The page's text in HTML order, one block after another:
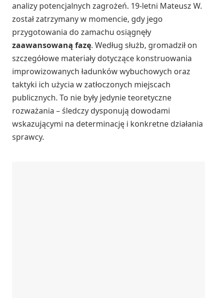
analizy potencjalnych zagrożeń. 19-letni Mateusz W.
został zatrzymany w momencie, gdy jego
przygotowania do zamachu osiągnęły
zaawansowaną fazę. Według służb, gromadził on
szczegółowe materiały dotyczące konstruowania
improwizowanych ładunków wybuchowych oraz
taktyki ich użycia w zatłoczonych miejscach
publicznych. To nie były jedynie teoretyczne
rozważania – śledczy dysponują dowodami
wskazującymi na determinację i konkretne działania
sprawcy.